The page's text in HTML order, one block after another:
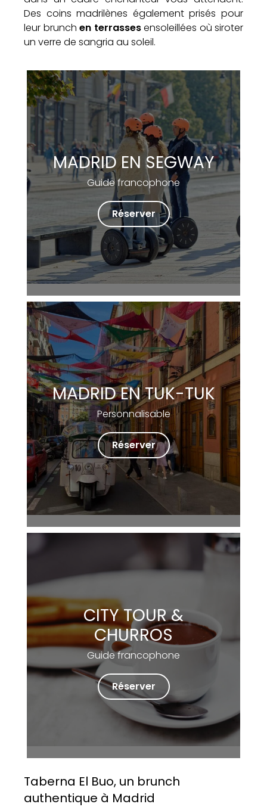
Des coins madrilènes également prisés pour
leur brunch en terrassesensoleillées où siroter
un verre de sangria au soleil.
MADRID EN SEGWAY
Guide francophone
Réserver
MADRID EN TUK-TUK
Personnalisable
Réserver
CITY TOUR &
CHURROS
Guide francophone
Réserver
Taberna El Buo, un brunch
authentique à Madrid